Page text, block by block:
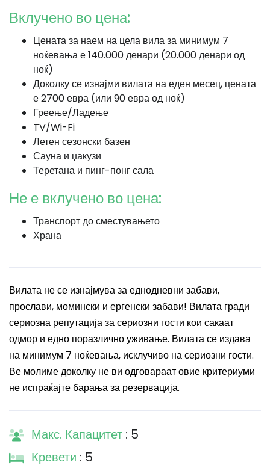
Вклучено во цена:
Цената за наем на цела вила за минимум 7
ноќевања е 140.000 денари (20.000 денари од
ноќ)
Доколку се изнајми вилата на еден месец, цената
е 2700 евра (или 90 евра од ноќ)
Греење/Ладење
TV/Wi-Fi
Летен сезонски базен
Сауна и џакузи
Теретана и пинг-понг сала
Не е вклучено во цена:
Транспорт до сместувањето
Храна
Вилата не се изнајмува за еднодневни забави,
прослави, момински и ергенски забави! Вилата гради
сериозна репутација за сериозни гости кои сакаат
одмор и едно поразлично уживање. Вилата се издава
на минимум 7 ноќевања, исклучиво на сериозни гости.
Ве молиме доколку не ви одговараат овие критериуми
не испраќајте барања за резервација.
Макс. Капацитет : 5
Кревети : 5